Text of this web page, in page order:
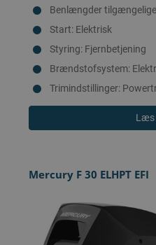
Benlængder
Start: Elektrisk
Styring: Fjernbetjening
Brændstofsystem:
Trimindstillinger:
Læs
Mercury F 30 ELHPT EFI